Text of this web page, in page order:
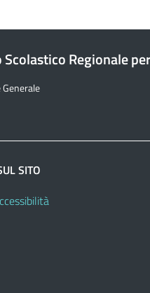
Regionale
SITO